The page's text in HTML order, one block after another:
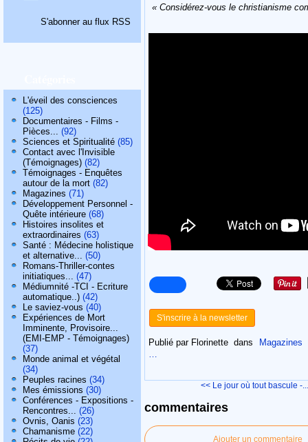
S'abonner au flux RSS
L'éveil des consciences
(125)
Documentaires - Films -
Pièces... (92)
Sciences et Spiritualité (85)
Contact avec l'Invisible
(Témoignages) (82)
Témoignages - Enquêtes
autour de la mort (82)
Magazines (71)
Développement Personnel -
Quête intérieure (68)
Histoires insolites et
extraordinaires (63)
Santé : Médecine holistique
et alternative... (50)
Romans-Thriller-contes
initiatiques... (47)
Médiumnité -TCI - Ecriture
automatique..) (42)
Le saviez-vous (40)
Expériences de Mort
Imminente, Provisoire...
(EMI-EMP - Témoignages)
(37)
Monde animal et végétal
(34)
Peuples racines (34)
Mes émissions (30)
Conférences - Expositions -
Rencontres... (26)
Ovnis, Oanis (23)
Chamanisme (22)
« Considérez-vous le christianisme
S'inscrire à la newsletter
Publié par Florinette dans
Magazines
…
<< Le jour où tout bascule -...
commentaires
Ajouter un commentaire